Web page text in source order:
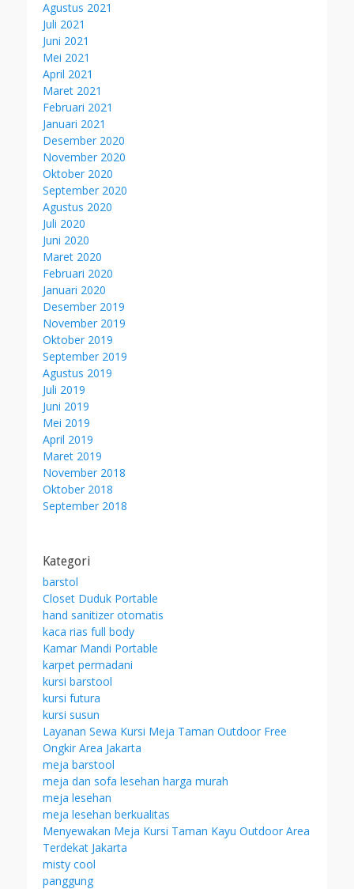
Agustus 2021
Juli 2021
Juni 2021
Mei 2021
April 2021
Maret 2021
Februari 2021
Januari 2021
Desember 2020
November 2020
Oktober 2020
September 2020
Agustus 2020
Juli 2020
Juni 2020
Maret 2020
Februari 2020
Januari 2020
Desember 2019
November 2019
Oktober 2019
September 2019
Agustus 2019
Juli 2019
Juni 2019
Mei 2019
April 2019
Maret 2019
November 2018
Oktober 2018
September 2018
Kategori
barstol
Closet Duduk Portable
hand sanitizer otomatis
kaca rias full body
Kamar Mandi Portable
karpet permadani
kursi barstool
kursi futura
kursi susun
Layanan Sewa Kursi Meja Taman Outdoor Free
Ongkir Area Jakarta
meja barstool
meja dan sofa lesehan harga murah
meja lesehan
meja lesehan berkualitas
Menyewakan Meja Kursi Taman Kayu Outdoor Area
Terdekat Jakarta
misty cool
panggung